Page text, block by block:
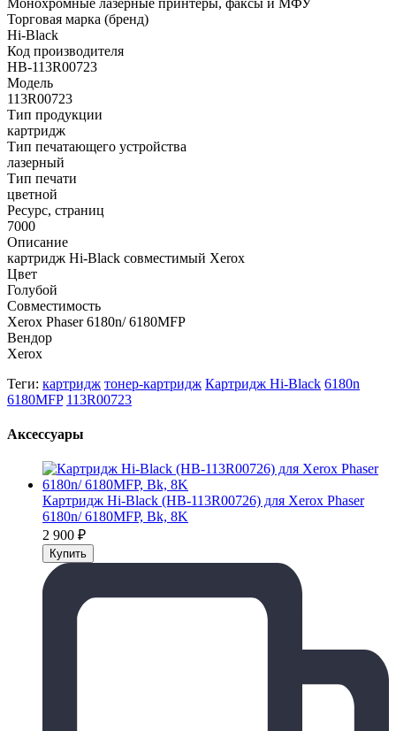
Торговая марка (бренд)
Hi-Black
Код производителя
HB-113R00723
Модель
113R00723
Тип продукции
картридж
Тип печатающего устройства
лазерный
Тип печати
цветной
Ресурс, страниц
7000
Описание
картридж Hi-Black совместимый Xerox
Цвет
Голубой
Совместимость
Xerox Phaser 6180n/ 6180MFP
Вендор
Xerox
Теги: картридж тонер-картридж Картридж Hi-Black 6180n
6180MFP 113R00723
Аксессуары
Картридж Hi-Black (HB-113R00726) для Xerox Phaser
6180n/ 6180MFP, Bk, 8K
2 900 ₽